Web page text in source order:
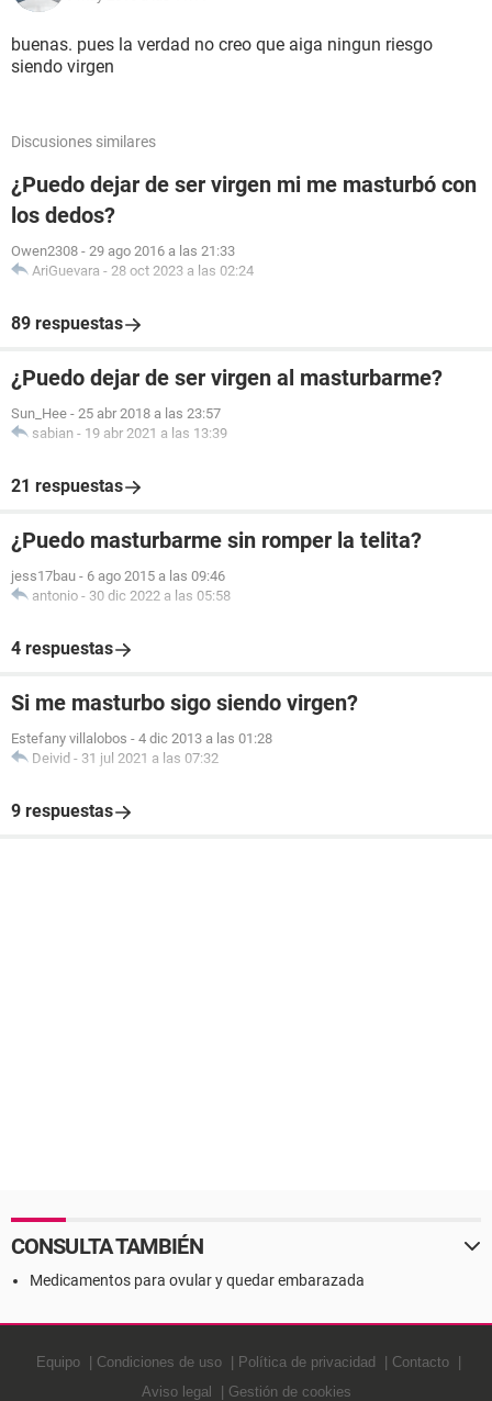
buenas. pues la verdad no creo que aiga ningun riesgo
siendo virgen
Discusiones similares
¿Puedo dejar de ser virgen mi me masturbó con
los dedos?
Owen2308 - 29 ago 2016 a las 21:33
AriGuevara - 28 oct 2023 a las 02:24
89 respuestas
¿Puedo dejar de ser virgen al masturbarme?
Sun_Hee - 25 abr 2018 a las 23:57
sabian - 19 abr 2021 a las 13:39
21 respuestas
¿Puedo masturbarme sin romper la telita?
jess17bau - 6 ago 2015 a las 09:46
antonio - 30 dic 2022 a las 05:58
4 respuestas
Si me masturbo sigo siendo virgen?
Estefany villalobos - 4 dic 2013 a las 01:28
Deivid - 31 jul 2021 a las 07:32
9 respuestas
CONSULTA TAMBIÉN
Medicamentos para ovular y quedar embarazada
Equipo Condiciones de uso Política de privacidad
Contacto
Aviso legal
Gestión de cookies